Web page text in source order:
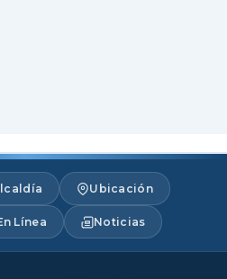
Ubicación
Línea Noticias